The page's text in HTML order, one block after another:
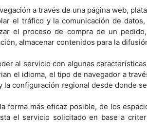
a través de una página web,
el tráfico y la comunicación de
el proceso de compra de un
almacenar contenidos para la
al servicio con algunas
el idioma, el tipo de navegador a
configuración regional desde donde
forma más eficaz posible, de los
el servicio solicitado en base a